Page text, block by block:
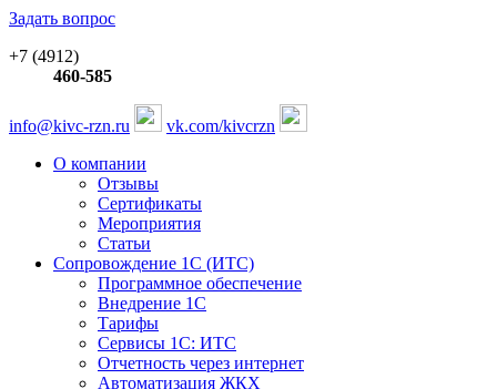
Задать вопрос
+7 (4912)
460-585
info@kivc-rzn.ru
vk.com/kivcrzn
О компании
Отзывы
Сертификаты
Мероприятия
Статьи
Сопровождение 1С (ИТС)
Программное обеспечение
Внедрение 1С
Тарифы
Сервисы 1С: ИТС
Отчетность через интернет
Автоматизация ЖКХ